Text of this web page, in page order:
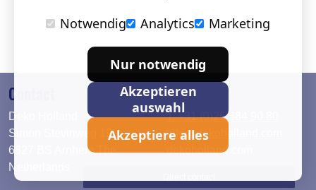
Contact
Deko Holland
Simon Stevinweg 19
6827 BS Arnhem The
Netherlands
T. +31 (0)26 384 90 80
info@dekoholland.com
dekoholland.com
Notwendig
Analytics Marketing
Nur notwendig
Akzeptieren
auswahl
Akzeptiere alles